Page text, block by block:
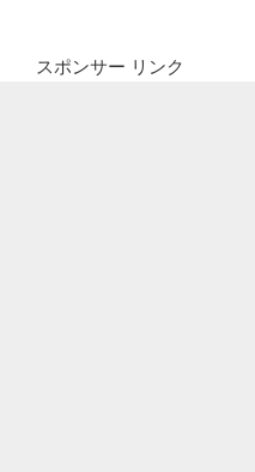
スポンサー リンク